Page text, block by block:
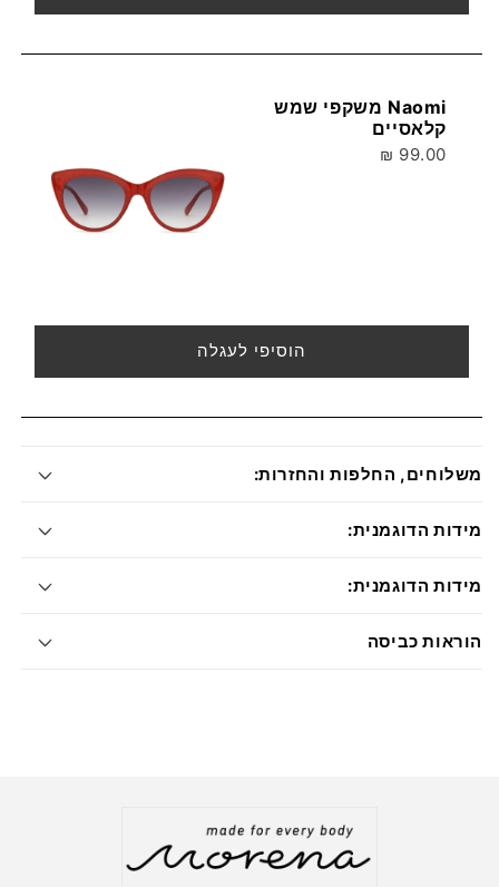
99.00 ₪
Naomi משקפי שמש
קלאסיים
הוסיפי לעגלה
משלוחים, החלפות והחזרות:
מידות הדוגמנית:
מידות הדוגמנית:
הוראות כביסה